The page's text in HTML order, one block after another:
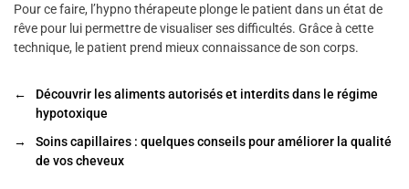
Pour ce faire, l’hypno thérapeute plonge le patient dans un état de
rêve pour lui permettre de visualiser ses difficultés. Grâce à cette
technique, le patient prend mieux connaissance de son corps.
←
Découvrir les aliments autorisés et interdits dans le régime
hypotoxique
→
Soins capillaires : quelques conseils pour améliorer la qualité
de vos cheveux